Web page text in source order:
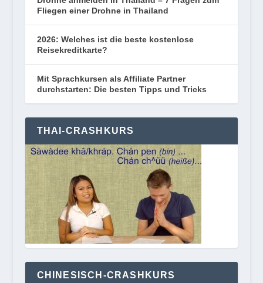
Fliegen einer Drohne in Thailand
2026: Welches ist die beste kostenlose
Reisekreditkarte?
Mit Sprachkursen als Affiliate Partner
durchstarten: Die besten Tipps und Tricks
THAI-CRASHKURS
CHINESISCH-CRASHKURS